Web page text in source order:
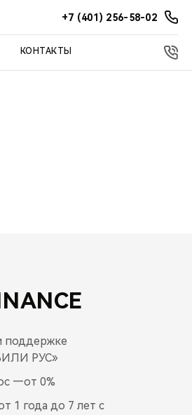
+7 (401) 256-58-02
КОНТАКТЫ
поддержке
РУС»
—от 0%
1 года до 7 лет с